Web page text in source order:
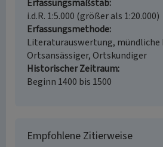
Erfassungsmaßstab
i.d.R. 1:5.000 (größer als 1:20.000)
Erfassungsmethode
Literaturauswertung, mündliche
Ortsansässiger, Ortskundiger
Historischer Zeitraum
Beginn 1400 bis 1500
Empfohlene Zitierweise